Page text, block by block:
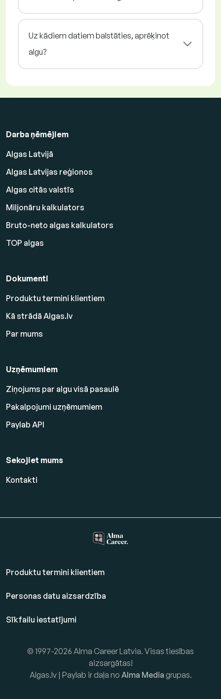
Uz kādiem datiem balstāties, aprēķinot
algu?
Darba ņēmējiem
Algas Latvijā
Algas Latvijas reģionos
Algas citās valstīs
Miljonāru kalkulators
Bruto-neto algas kalkulators
TOP algas
Dokumenti
Produktu termini klientiem
Kā strādā Algas.lv
Par mums
Uzņēmumiem
Ziņojums par algu visā pasaulē
Pakalpojumi uzņēmumiem
Paylab API
Sekojiet mums
Kontakti
Produktu termini klientiem
Personas datu aizsardzība
Sīkfailu iestatījumi
© 1997-2026 Alma Career Latvia. Visas tiesības
aizsargātas!
Algas.lv | Paylab ir daļa no Alma Media grupas.